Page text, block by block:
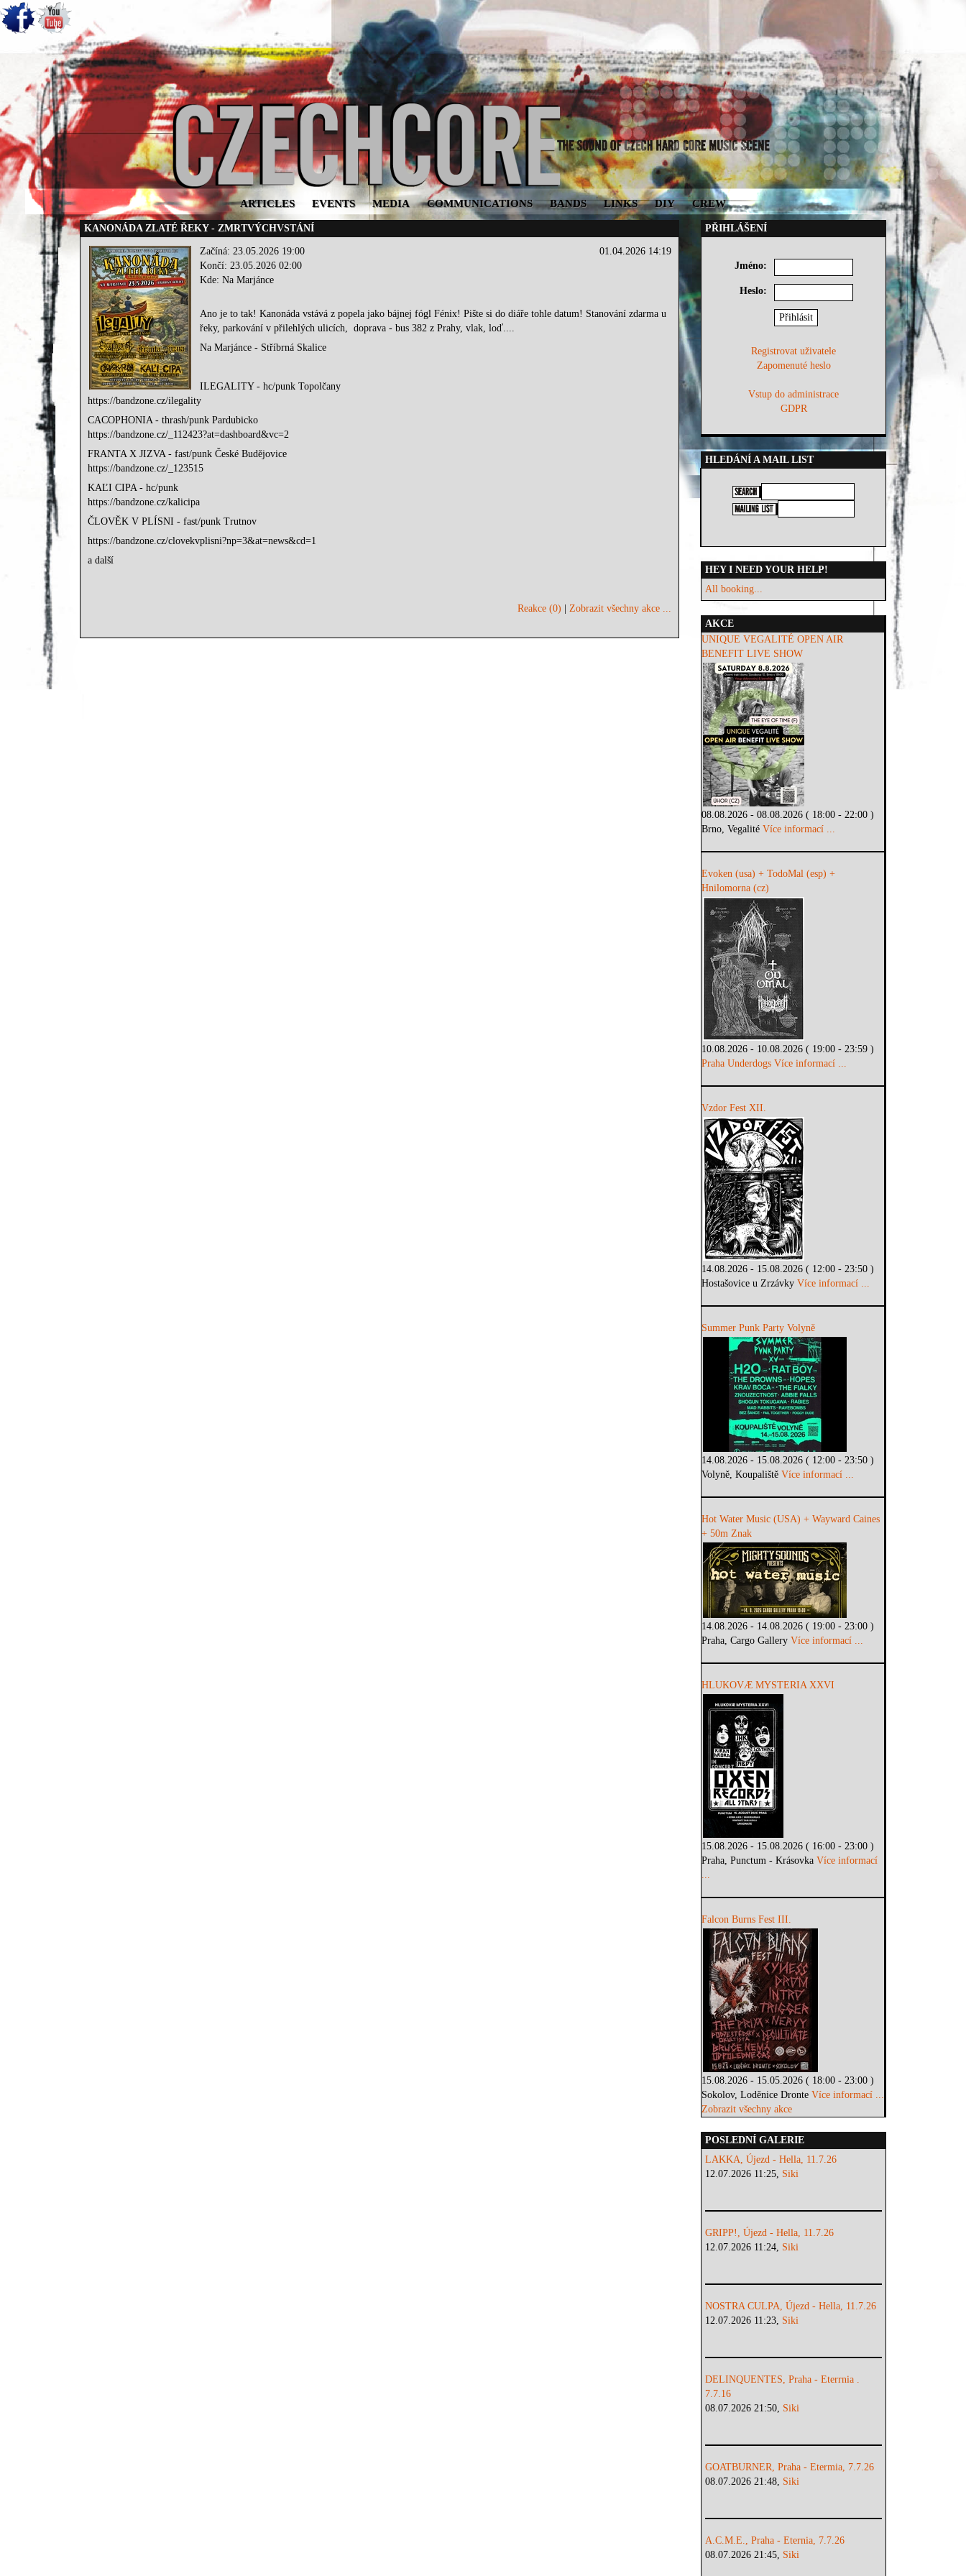
ARTICLES EVENTS MEDIA COMMUNICATIONS BANDS LINKS DIY CREW
KANONÁDA ZLATÉ ŘEKY - ZMRTVÝCHVSTÁNÍ
01.04.2026 14:19
Začíná: 23.05.2026 19:00
Končí: 23.05.2026 02:00
Kde: Na Marjánce
Ano je to tak! Kanonáda vstává z popela jako bájnej fógl Fénix! Pište si do diáře tohle datum! Stanování zdarma u
řeky, parkování v přilehlých ulicích, doprava - bus 382 z Prahy, vlak, loď....
Na Marjánce - Stříbrná Skalice
ILEGALITY - hc/punk Topolčany
https://bandzone.cz/ilegality
CACOPHONIA - thrash/punk Pardubicko
https://bandzone.cz/_112423?at=dashboard&vc=2
FRANTA X JIZVA - fast/punk České Budějovice
https://bandzone.cz/_123515
KAĽI CIPA - hc/punk
https://bandzone.cz/kalicipa
ČLOVĚK V PLÍSNI - fast/punk Trutnov
https://bandzone.cz/clovekvplisni?np=3&at=news&cd=1
a další
Reakce (0) Zobrazit všechny akce ...
PŘIHLÁŠENÍ
Jméno:
Heslo:
Registrovat uživatele
Zapomenuté heslo
Vstup do administrace
GDPR
HLEDÁNÍ A MAIL LIST
HEY I NEED YOUR HELP!
All booking...
AKCE
UNIQUE VEGALITÉ OPEN AIR
BENEFIT LIVE SHOW
08.08.2026 - 08.08.2026 ( 18:00 - 22:00 )
Brno, VegalitéVíce informací ...
Evoken (usa) + TodoMal (esp) +
Hnilomorna (cz)
10.08.2026 - 10.08.2026 ( 19:00 - 23:59 )
Praha Underdogs Více informací ...
Vzdor Fest XII.
14.08.2026 - 15.08.2026 ( 12:00 - 23:50 )
Hostašovice u ZrzávkyVíce informací ...
Summer Punk Party Volyně
14.08.2026 - 15.08.2026 ( 12:00 - 23:50 )
Volyně, KoupalištěVíce informací ...
Hot Water Music (USA) + Wayward Caines
+ 50m Znak
14.08.2026 - 14.08.2026 ( 19:00 - 23:00 )
Praha, Cargo GalleryVíce informací ...
HLUKOVÆ MYSTERIA XXVI
15.08.2026 - 15.08.2026 ( 16:00 - 23:00 )
Praha, Punctum - KrásovkaVíce informací
...
Falcon Burns Fest III.
15.08.2026 - 15.05.2026 ( 18:00 - 23:00 )
Sokolov, Loděnice DronteVíce informací ...
Zobrazit všechny akce
POSLEDNÍ GALERIE
LAKKA, Újezd - Hella, 11.7.26
12.07.2026 11:25, Siki
GRIPP!, Újezd - Hella, 11.7.26
12.07.2026 11:24, Siki
NOSTRA CULPA, Újezd - Hella, 11.7.26
12.07.2026 11:23, Siki
DELINQUENTES, Praha - Eterrnia .
7.7.16
08.07.2026 21:50, Siki
GOATBURNER, Praha - Etermia, 7.7.26
08.07.2026 21:48, Siki
A.C.M.E., Praha - Eternia, 7.7.26
08.07.2026 21:45, Siki